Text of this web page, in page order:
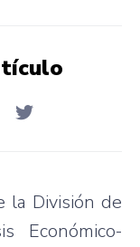
la División de
Económico-